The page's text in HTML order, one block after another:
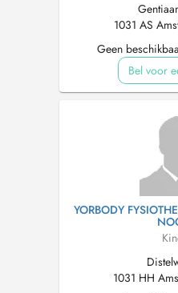
1031 AS
Geen
Bel voor
YORBODY
1031 HH